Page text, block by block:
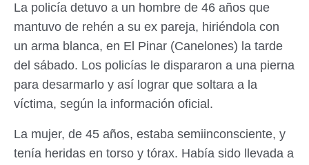
La policía detuvo a un hombre de 46 años que
mantuvo de rehén a su ex pareja, hiriéndola con
un arma blanca, en El Pinar (Canelones) la tarde
del sábado. Los policías le dispararon a una pierna
para desarmarlo y así lograr que soltara a la
víctima, según la información oficial.
La mujer, de 45 años, estaba semiinconsciente, y
tenía heridas en torso y tórax. Había sido llevada a